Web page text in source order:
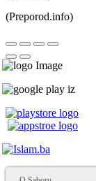
(Preporod.info)